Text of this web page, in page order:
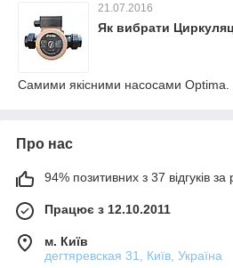
21.07.2016
Як вибрати
Самими якісними насосами Optima.
Про нас
94% позитивних з 37 відгуків за
Працює з 12.10.2011
м. Київ
дегтяревская 31, Київ, Україна